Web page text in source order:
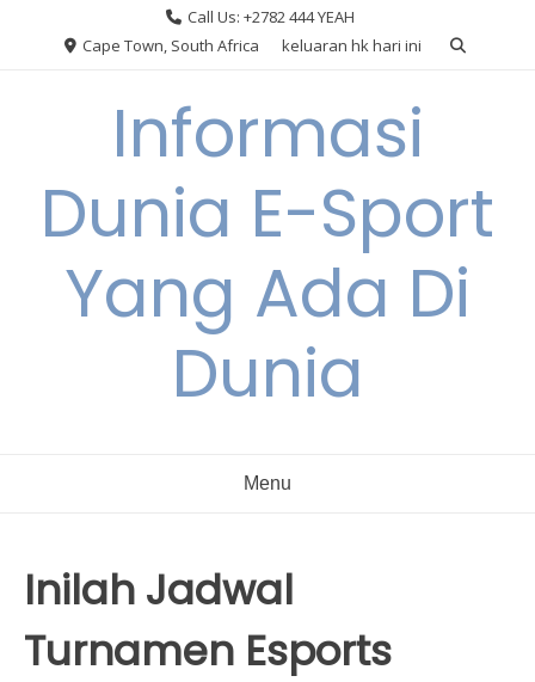
Call Us: +2782 444 YEAH
Cape Town, South Africa
keluaran hk hari ini
Informasi
Dunia E-Sport
Yang Ada Di
Dunia
Menu
Inilah Jadwal
Turnamen Esports